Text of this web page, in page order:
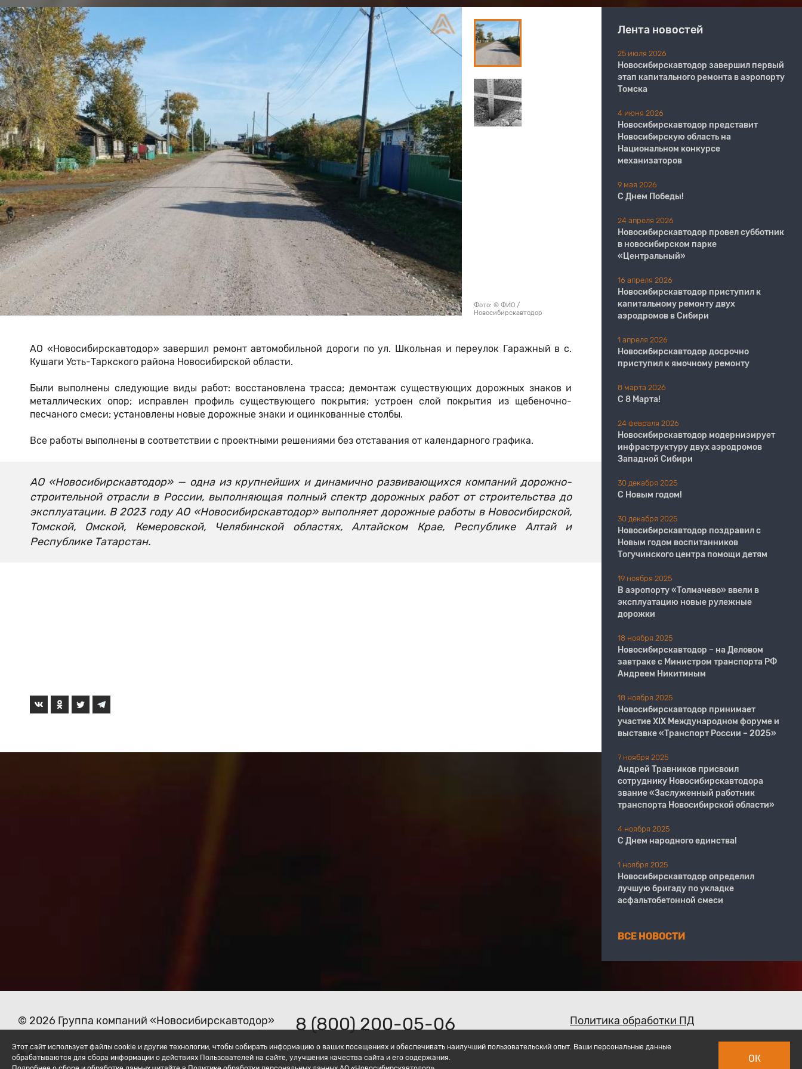
Фото: © ФИО /
Новосибирскавтодор
АО «Новосибирскавтодор» завершил ремонт автомобильной дороги по ул. Школьная и переулок Гаражный в с.
Кушаги Усть-Таркского района Новосибирской области.
Были выполнены следующие виды работ: восстановлена трасса; демонтаж существующих дорожных знаков и
металлических опор; исправлен профиль существующего покрытия; устроен слой покрытия из щебеночно-
песчаного смеси; установлены новые дорожные знаки и оцинкованные столбы.
Все работы выполнены в соответствии с проектными решениями без отставания от календарного графика.
АО «Новосибирскавтодор» — одна из крупнейших и динамично развивающихся компаний дорожно-
строительной отрасли в России, выполняющая полный спектр дорожных работ от строительства до
эксплуатации. В 2023 году АО «Новосибирскавтодор» выполняет дорожные работы в Новосибирской,
Томской, Омской, Кемеровской, Челябинской областях, Алтайском Крае, Республике Алтай и
Республике Татарстан.
Лента новостей
25 июля 2026
Новосибирскавтодор завершил первый
этап капитального ремонта в аэропорту
Томска
4 июня 2026
Новосибирскавтодор представит
Новосибирскую область на
Национальном конкурсе
механизаторов
9 мая 2026
С Днем Победы!
24 апреля 2026
Новосибирскавтодор провел субботник
в новосибирском парке
«Центральный»
16 апреля 2026
Новосибирскавтодор приступил к
капитальному ремонту двух
аэродромов в Сибири
1 апреля 2026
Новосибирскавтодор досрочно
приступил к ямочному ремонту
8 марта 2026
С 8 Марта!
24 февраля 2026
Новосибирскавтодор модернизирует
инфраструктуру двух аэродромов
Западной Сибири
30 декабря 2025
С Новым годом!
30 декабря 2025
Новосибирскавтодор поздравил с
Новым годом воспитанников
Тогучинского центра помощи детям
19 ноября 2025
В аэропорту «Толмачево» ввели в
эксплуатацию новые рулежные
дорожки
18 ноября 2025
Новосибирскавтодор – на Деловом
завтраке с Министром транспорта РФ
Андреем Никитиным
18 ноября 2025
Новосибирскавтодор принимает
участие XIX Международном форуме и
выставке «Транспорт России – 2025»
7 ноября 2025
Андрей Травников присвоил
сотруднику Новосибирскавтодора
звание «Заслуженный работник
транспорта Новосибирской области»
4 ноября 2025
С Днем народного единства!
1 ноября 2025
Новосибирскавтодор определил
лучшую бригаду по укладке
асфальтобетонной смеси
ВСЕ НОВОСТИ
© 2026 Группа компаний «Новосибирскавтодор» 8 (800) 200-05-06 Политика обработки ПД
Вход для сотрудников
Этот сайт использует файлы cookie и другие технологии, чтобы собирать информацию о ваших посещениях и обеспечивать наилучший пользовательский опыт. Ваши персональные данные
обрабатываются для сбора информации о действиях Пользователей на сайте, улучшения качества сайта и его содержания.
ОК